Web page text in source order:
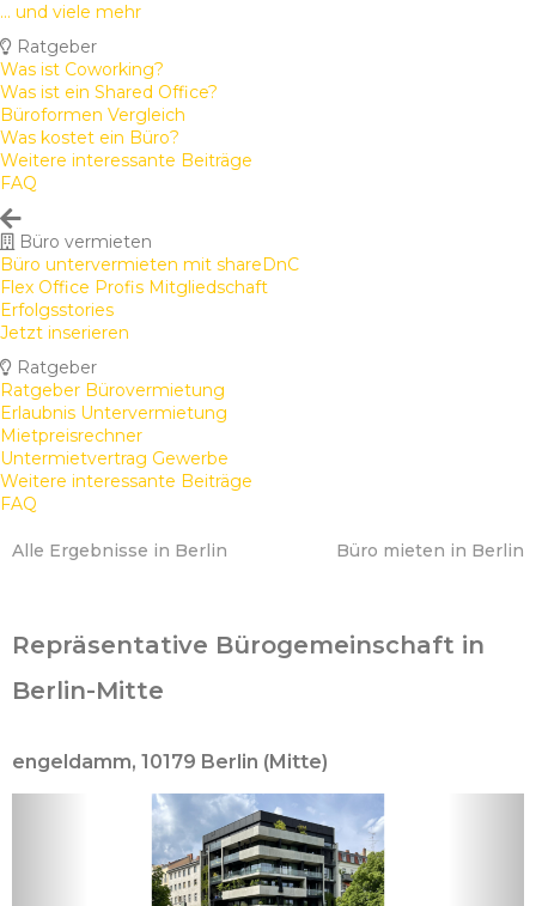
... und viele mehr
Ratgeber
Was ist Coworking?
Was ist ein Shared Office?
Büroformen Vergleich
Was kostet ein Büro?
Weitere interessante Beiträge
FAQ
Büro vermieten
Büro untervermieten mit shareDnC
Flex Office Profis Mitgliedschaft
Erfolgsstories
Jetzt inserieren
Ratgeber
Ratgeber Bürovermietung
Erlaubnis Untervermietung
Mietpreisrechner
Untermietvertrag Gewerbe
Weitere interessante Beiträge
FAQ
Alle Ergebnisse in Berlin Büro mieten in Berlin
Repräsentative Bürogemeinschaft in
Berlin-Mitte
engeldamm, 10179 Berlin (Mitte)